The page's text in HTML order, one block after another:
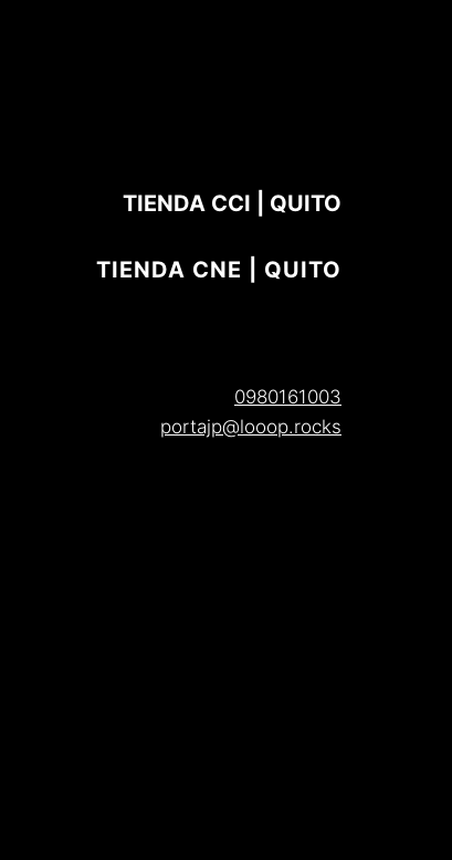
TIENDA CCI | QUITO
TIENDA CNE | QUITO
0980161003
portajp@looop.rocks